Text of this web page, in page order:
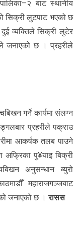
बाट स्थानीय
सिक्री लुटपाट भएको छ
व्यक्तिले सिक्री लुटेर
जनाएको छ । प्रहरीले
गर्ने कार्यमा संलग्न
प्रहरीले पक्राउ
आकर्षक तलब पाउने
अफ्रिका पु¥याइ बिक्री
अनुसन्धान ब्युरो
महाराजगञ्जबाट
जनाएको छ ।रासस